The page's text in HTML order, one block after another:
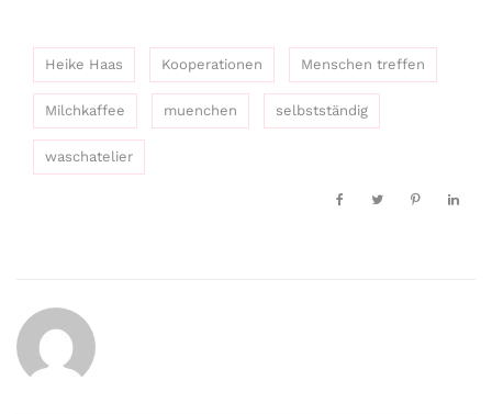
Heike Haas Kooperationen Menschen treffen
Milchkaffee muenchen selbstständig
waschatelier